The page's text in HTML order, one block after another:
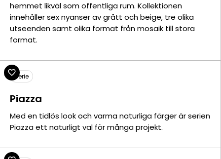
hemmet likväl som offentliga rum. Kollektionen
innehåller sex nyanser av grått och beige, tre olika
utseenden samt olika format från mosaik till stora
format.
Serie
Piazza
Med en tidlös look och varma naturliga färger är serien
Piazza ett naturligt val för många projekt.